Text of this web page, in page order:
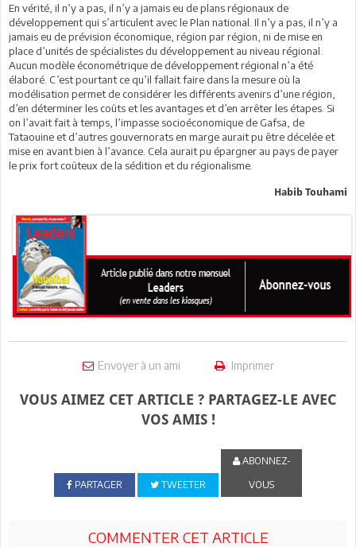
En vérité, il n’y a pas, il n’y a jamais eu de plans régionaux de
développement qui s’articulent avec le Plan national. Il n’y a pas, il n’y a
jamais eu de prévision économique, région par région, ni de mise en
place d’unités de spécialistes du développement au niveau régional.
Aucun modèle économétrique de développement régional n’a été
élaboré. C’est pourtant ce qu’il fallait faire dans la mesure où la
modélisation permet de considérer les différents avenirs d’une région,
d’en déterminer les coûts et les avantages et d’en arrêter les étapes. Si
on l’avait fait à temps, l’impasse socioéconomique de Gafsa, de
Tataouine et d’autres gouvernorats en marge aurait pu être décelée et
mise en avant bien à l’avance. Cela aurait pu épargner au pays de payer
le prix fort coûteux de la sédition et du régionalisme.
Habib Touhami
Envoyer à un ami Imprimer
VOUS AIMEZ CET ARTICLE ? PARTAGEZ-LE AVEC
VOS AMIS !
PARTAGER TWEETER
ABONNEZ-
VOUS
COMMENTER CET ARTICLE